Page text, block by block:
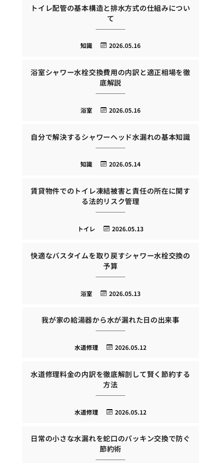
トイレ配管の基本構造と排水方式の仕組みについ
て
2026.05.16
知識
浴室シャワー水栓交換費用の内訳と適正相場を徹
底解説
2026.05.16
浴室
自分で解決するシャワーヘッド水漏れの基本知識
2026.05.14
知識
賃貸物件でのトイレ凍結被害と責任の所在に関す
る法的リスク管理
2026.05.13
トイレ
快適なバスタイムを取り戻すシャワー水栓交換の
予算
2026.05.13
浴室
我が家の給湯器から水が漏れた日の出来事
2026.05.12
水道修理
水道修理料金の内訳を徹底解剖して賢く節約する
方法
2026.05.12
水道修理
日常の小さな水漏れを蛇口のパッキン交換で防ぐ
節約術